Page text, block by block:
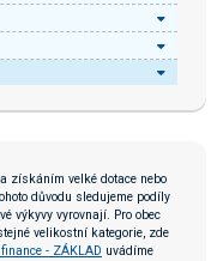
získáním velké dotace nebo
důvodu sledujeme podíly
výkyvy vyrovnají. Pro obec
velikostní kategorie, zde
- ZÁKLAD uvádíme